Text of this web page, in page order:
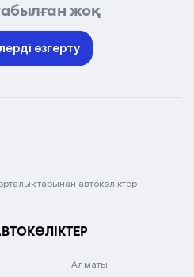
жоқ
өзгерту
автокөліктер
Алматы